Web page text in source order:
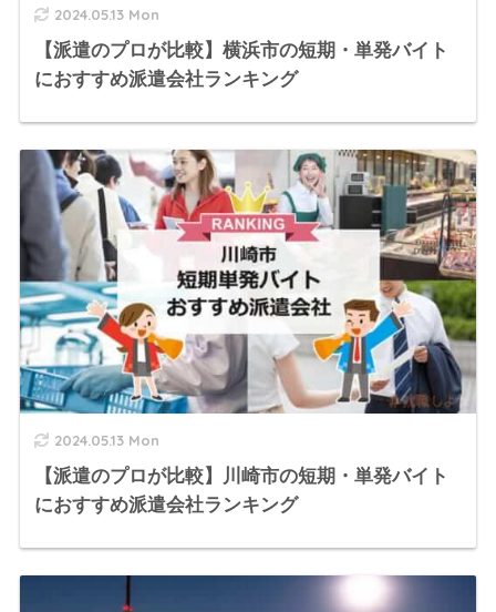
2024.05.13 Mon
【派遣のプロが比較】横浜市の短期・単発バイト
におすすめ派遣会社ランキング
2024.05.13 Mon
【派遣のプロが比較】川崎市の短期・単発バイト
におすすめ派遣会社ランキング